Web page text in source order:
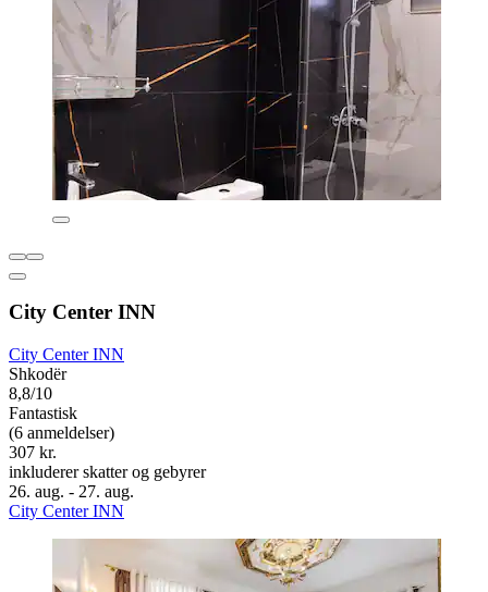
City Center INN
City Center INN
Shkodër
8,8/10
Fantastisk
(6 anmeldelser)
307 kr.
inkluderer skatter og gebyrer
26. aug. - 27. aug.
City Center INN